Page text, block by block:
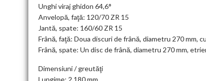
Unghi viraj ghidon 64,6°
Anvelopă, faţă: 120/70 ZR 15
Jantă, spate: 160/60 ZR 15
Frână, faţă: Doua discuri de frână, diametru 270 mm,
Frână, spate: Un disc de frână, diametru 270 mm,
Dimensiuni / greutăţi
Lungime: 2.180 mm